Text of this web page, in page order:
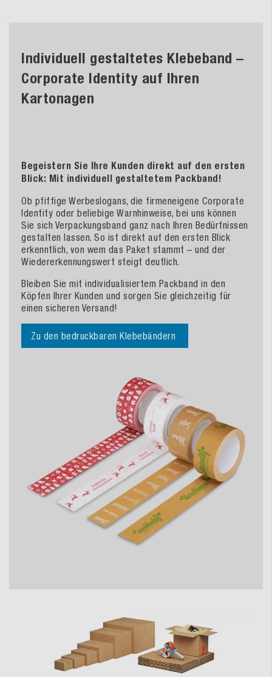
Individuell gestaltetes Klebeband –
Corporate Identity auf Ihren
Kartonagen
Begeistern Sie Ihre Kunden direkt auf den ersten
Blick: Mit individuell gestaltetem Packband!
Ob pfiffige Werbeslogans, die firmeneigene Corporate
Identity oder beliebige Warnhinweise, bei uns können
Sie sich Verpackungsband ganz nach Ihren Bedürfnissen
gestalten lassen. So ist direkt auf den ersten Blick
erkenntlich, von wem das Paket stammt – und der
Wiedererkennungswert steigt deutlich.
Bleiben Sie mit individualisiertem Packband in den
Köpfen Ihrer Kunden und sorgen Sie gleichzeitig für
einen sicheren Versand!
Zu den bedruckbaren Klebebändern